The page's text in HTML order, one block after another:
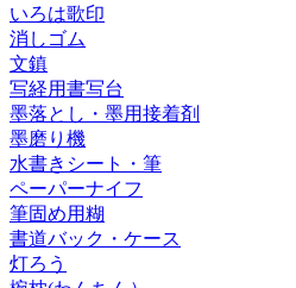
いろは歌印
消しゴム
文鎮
写経用書写台
墨落とし・墨用接着剤
墨磨り機
水書きシート・筆
ペーパーナイフ
筆固め用糊
書道バック・ケース
灯ろう